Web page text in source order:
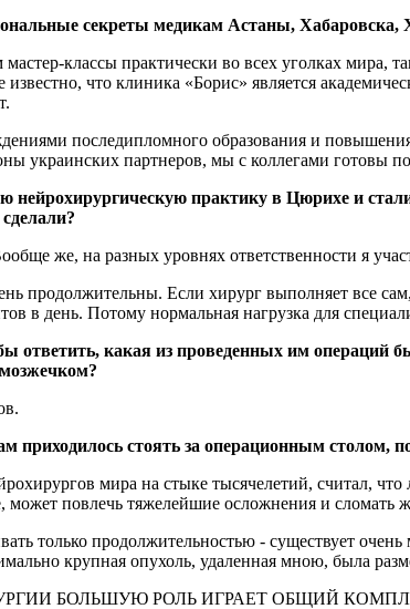
секреты медикам Астаны, Хабаровска,
классы практически во всех уголках мира,
что клиника «Борис» является
последипломного образования и
украинских партнеров, мы с коллегами готовы
нейрохирургическую практику в Цюрихе и
же, на разных уровнях ответственности я
продолжительны. Если хирург выполняет все
в день. Потому нормальная нагрузка для
ответить, какая из проведенных им операций
приходилось стоять за операционным столом,
мира на стыке тысячелетий, считал,
может повлечь тяжелейшие осложнения и сломать
только продолжительностью - существует
крупная опухоль, удаленная мною, была
БОЛЬШУЮ РОЛЬ ИГРАЕТ ОБЩИЙ